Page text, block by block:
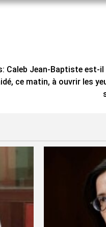
Caleb Jean-Baptiste
ce matin, à ouvrir les